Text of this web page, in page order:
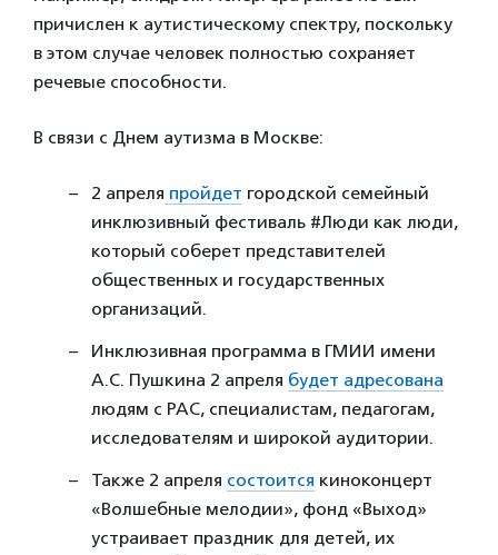
причислен к аутистическому спектру, поскольку
в этом случае человек полностью сохраняет
речевые способности.
В связи с Днем аутизма в Москве:
2 апреля пройдет городской семейный
инклюзивный фестиваль #Люди как люди,
который соберет представителей
общественных и государственных
организаций.
Инклюзивная программа в ГМИИ имени
А.С. Пушкина 2 апреля будет адресована
людям с РАС, специалистам, педагогам,
исследователям и широкой аудитории.
Также 2 апреля состоится киноконцерт
«Волшебные мелодии», фонд «Выход»
устраивает праздник для детей, их